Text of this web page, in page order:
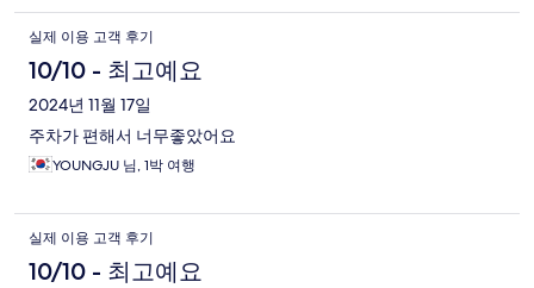
실제 이용 고객 후기
10/10 - 최고예요
2024년 11월 17일
주차가 편해서 너무좋았어요
YOUNGJU 님, 1박 여행
실제 이용 고객 후기
10/10 - 최고예요